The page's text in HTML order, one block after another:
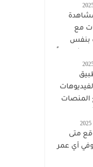
مع
بنفس
متى
أي عمر